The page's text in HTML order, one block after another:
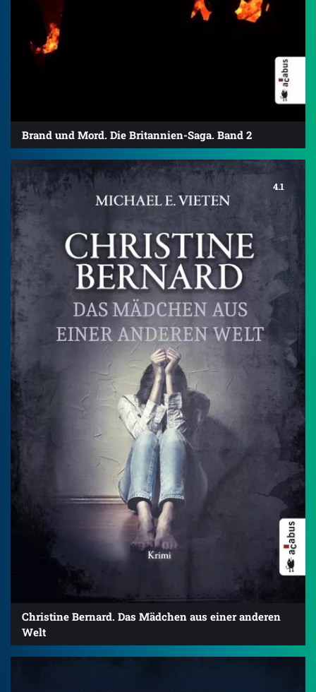
Brand und Mord. Die Britannien-Saga. Band 2
4.1
Christine Bernard. Das Mädchen aus einer anderen
Welt